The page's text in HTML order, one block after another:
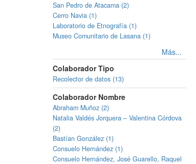
San Pedro de Atacama (2)
Cerro Navia (1)
Laboratorio de Etnografía (1)
Museo Comunitario de Lasana (1)
Más...
Colaborador Tipo
Recolector de datos (13)
Colaborador Nombre
Abraham Muñoz (2)
Natalia Valdés Jorquera – Valentina Córdova
(2)
Bastían González (1)
Consuelo Hernández (1)
Consuelo Hernández, José Guarello, Raquel